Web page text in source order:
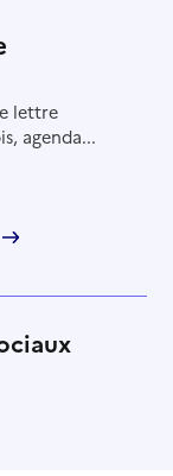
lettre
agenda...